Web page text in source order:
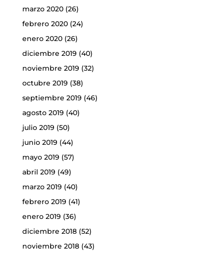
marzo 2020(26)
febrero 2020(24)
enero 2020(26)
diciembre 2019 (40)
noviembre 2019 (32)
octubre 2019 (38)
septiembre 2019 (46)
agosto 2019 (40)
julio 2019 (50)
junio 2019 (44)
mayo 2019 (57)
abril 2019 (49)
marzo 2019 (40)
febrero 2019 (41)
enero 2019 (36)
diciembre 2018(52)
noviembre 2018(43)